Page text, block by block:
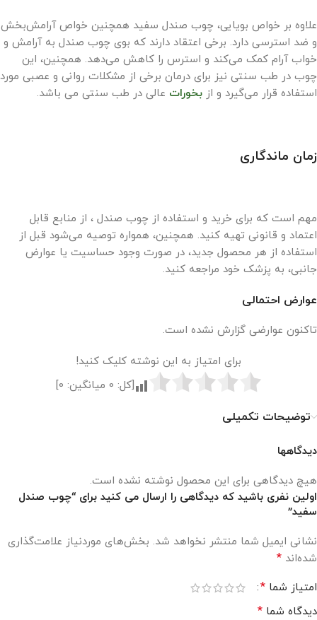
علاوه بر خواص بویایی، چوب صندل سفید همچنین خواص آرامش‌بخش
و ضد استرسی دارد. برخی اعتقاد دارند که بوی چوب صندل به آرامش و
خواب آرام کمک می‌کند و استرس را کاهش می‌دهد. همچنین، این
چوب در طب سنتی نیز برای درمان برخی از مشکلات روانی و عصبی مورد
استفاده قرار می‌گیرد و از بخورات عالی در طب سنتی می باشد.
زمان ماندگاری
مهم است که برای خرید و استفاده از چوب صندل ، از منابع قابل
اعتماد و قانونی تهیه کنید. همچنین، همواره توصیه می‌شود قبل از
استفاده از هر محصول جدید، در صورت وجود حساسیت یا عوارض
جانبی، به پزشک خود مراجعه کنید.
عوارض احتمالی
تاکنون عوارضی گزارش نشده است.
برای امتیاز به این نوشته کلیک کنید!
[کل: 0 میانگین: 0
]
توضیحات تکمیلی
دیدگاهها
هیچ دیدگاهی برای این محصول نوشته نشده است.
اولین نفری باشید که دیدگاهی را ارسال می کنید برای “چوب صندل
سفید”
نشانی ایمیل شما منتشر نخواهد شد. بخش‌های موردنیاز علامت‌گذاری
شده‌اند *
امتیاز شما *
دیدگاه شما *